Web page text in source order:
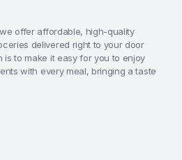
offer affordable, high-quality
delivered right to your door
is to make it easy for you to enjoy
with every meal, bringing a taste